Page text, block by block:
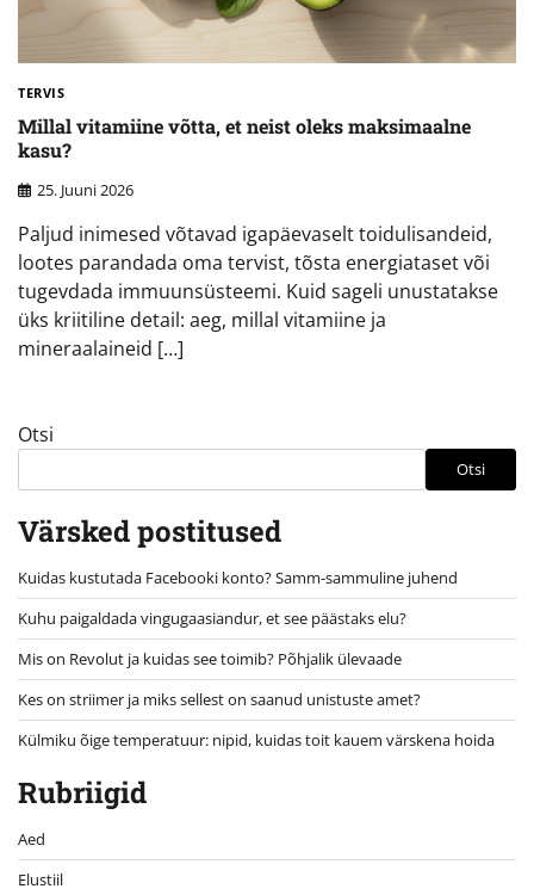
TERVIS
Millal vitamiine võtta, et neist oleks maksimaalne
kasu?
25. Juuni 2026
Paljud inimesed võtavad igapäevaselt toidulisandeid,
lootes parandada oma tervist, tõsta energiataset või
tugevdada immuunsüsteemi. Kuid sageli unustatakse
üks kriitiline detail: aeg, millal vitamiine ja
mineraalaineid […]
Otsi
Otsi
Värsked postitused
Kuidas kustutada Facebooki konto? Samm-sammuline juhend
Kuhu paigaldada vingugaasiandur, et see päästaks elu?
Mis on Revolut ja kuidas see toimib? Põhjalik ülevaade
Kes on striimer ja miks sellest on saanud unistuste amet?
Külmiku õige temperatuur: nipid, kuidas toit kauem värskena hoida
Rubriigid
Aed
Elustiil